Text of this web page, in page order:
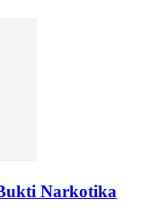
Narkotika